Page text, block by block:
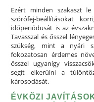
Ezért minden szakaszt
szórófej-beállításokat
időperiódusát is az
Tavasszal és ősszel
szükség, mint a nyári
fokozatosan érdemes
ősszel ugyanígy
segít elkerülni a
károsodását.
ÉVKÖZI